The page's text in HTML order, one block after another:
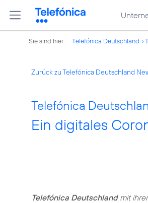
Sie sind hier: Telefónica Deutschland
Zurück zu Telefónica Deutschland
Telefónica
Ein digitales
Telefónica Deutschlandmit